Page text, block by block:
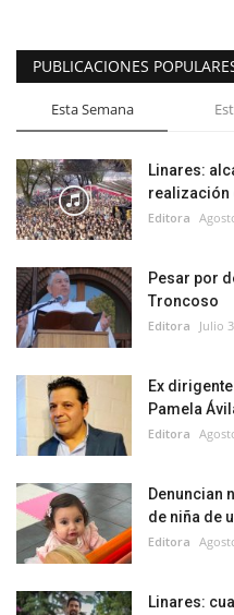
PUBLICACIONES
Esta Semana
Linares:
realización
Editora
Pesar por
Troncoso
Editora Julio
Ex
Pamela
Editora
Denuncian
de niña de
Editora
Linares: